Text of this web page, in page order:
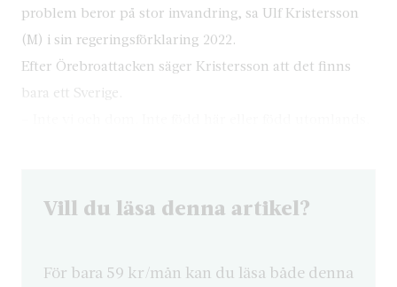
problem beror på stor invandring, sa Ulf Kristersson
(M) i sin regeringsförklaring 2022.
Efter Örebroattacken säger Kristersson att det finns
bara ett Sverige.
Vill du läsa denna artikel?
För bara 59 kr/mån kan du läsa både denna